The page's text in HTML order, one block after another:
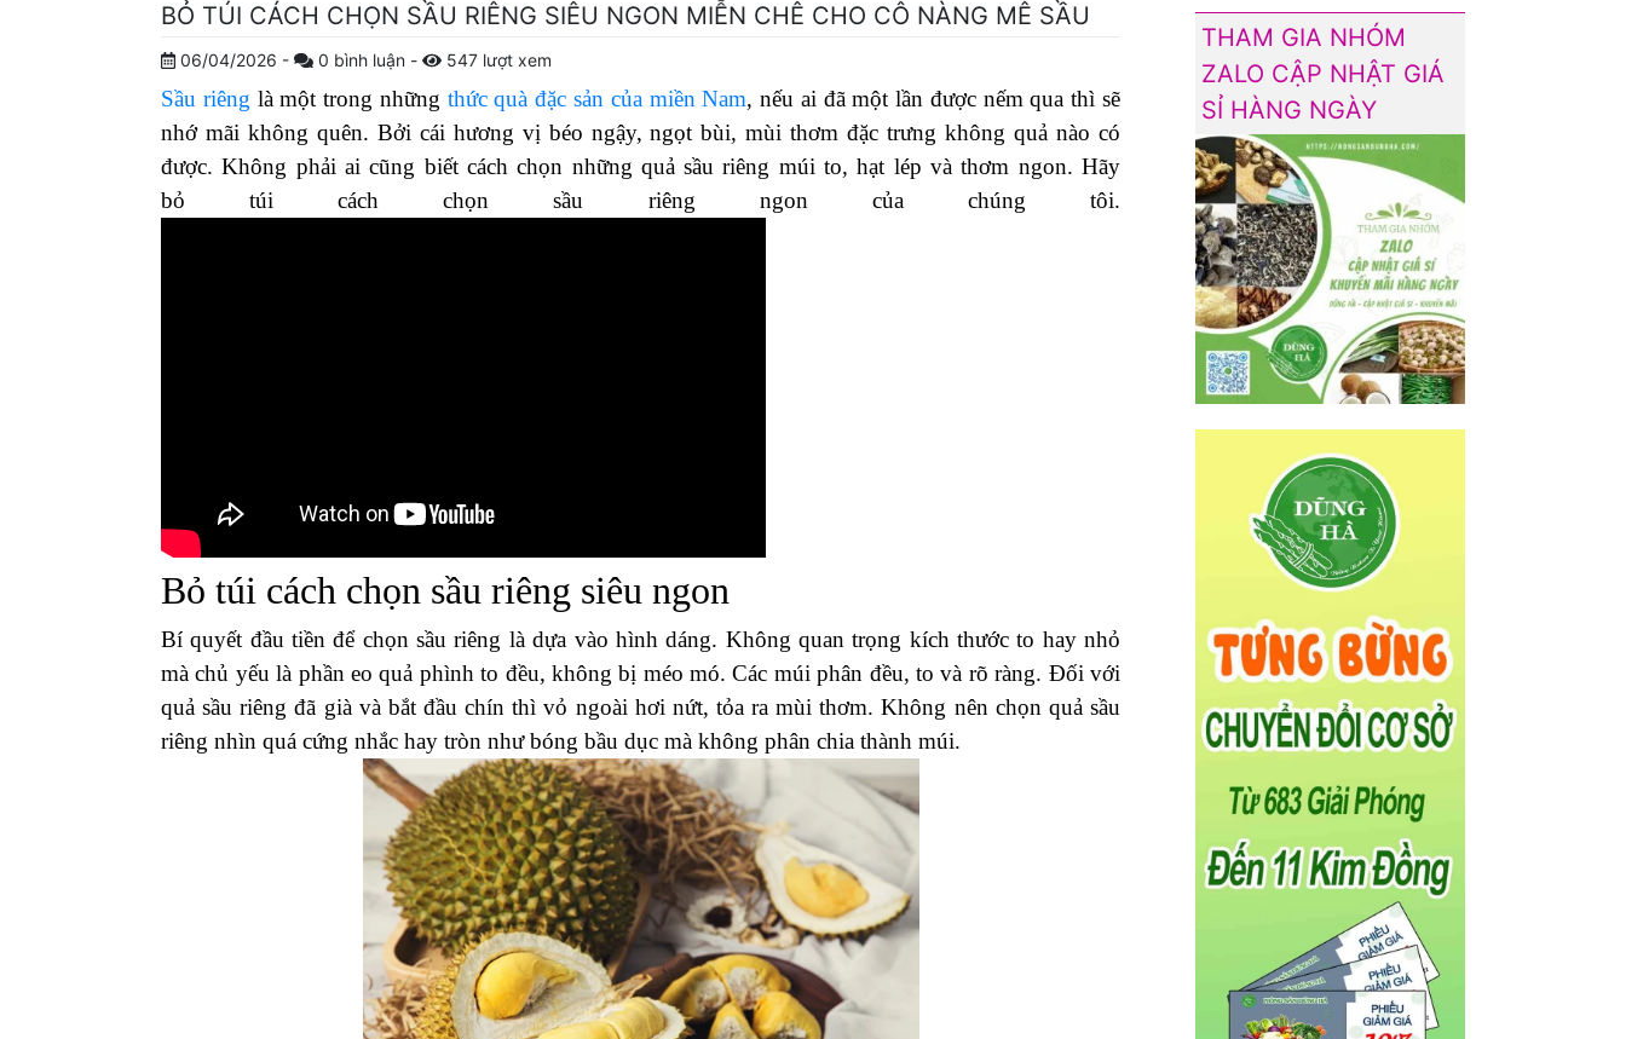
BỎ TÚI CÁCH CHỌN SẦU RIÊNG SIÊU NGON MIỄN CHÊ CHO CÔ NÀNG MÊ SẦU
06/04/2026 - 0 bình luận - 547 lượt xem
Sầu riêng là một trong những thức quà đặc sản của miền Nam, nếu ai đã một lần được nếm qua thì sẽ
nhớ mãi không quên. Bởi cái hương vị béo ngậy, ngọt bùi, mùi thơm đặc trưng không quả nào có
được. Không phải ai cũng biết cách chọn những quả sầu riêng múi to, hạt lép và thơm ngon. Hãy
bỏ túi cách chọn sầu riêng ngon của chúng tôi.
Bỏ túi cách chọn sầu riêng siêu ngon
Bí quyết đầu tiền để chọn sầu riêng là dựa vào hình dáng. Không quan trọng kích thước to hay nhỏ
mà chủ yếu là phần eo quả phình to đều, không bị méo mó. Các múi phân đều, to và rõ ràng. Đối với
quả sầu riêng đã già và bắt đầu chín thì vỏ ngoài hơi nứt, tỏa ra mùi thơm. Không nên chọn quả sầu
riêng nhìn quá cứng nhắc hay tròn như bóng bầu dục mà không phân chia thành múi.
THAM GIA NHÓM
ZALO CẬP NHẬT GIÁ
SỈ HÀNG NGÀY